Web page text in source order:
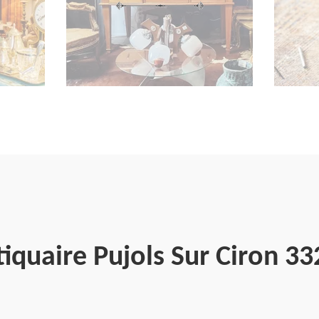
Pujols Sur Ciron